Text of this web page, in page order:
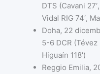
DTS (Cavani
Vidal RIG 74′,
Doha, 22
5-6 DCR (Tévez
Higuaín 118′)
Reggio Emilia,